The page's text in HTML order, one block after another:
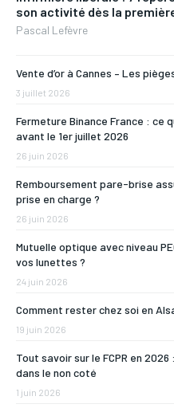
son activité dès la
Pascal Lefèvre
Vente d’or à Cannes – Les
3 juillet 2026
Fermeture Binance France : ce
avant le 1er juillet 2026
26 juin 2026
Remboursement pare-brise
prise en charge ?
26 juin 2026
Mutuelle optique avec niveau
vos lunettes ?
24 juin 2026
Comment rester chez soi en
19 juin 2026
Tout savoir sur le FCPR en
dans le non coté
1 juin 2026